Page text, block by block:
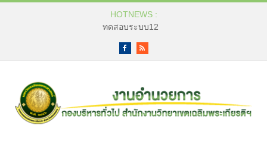
HOTNEWS :
ทดสอบระบบ12
FacebookRSS